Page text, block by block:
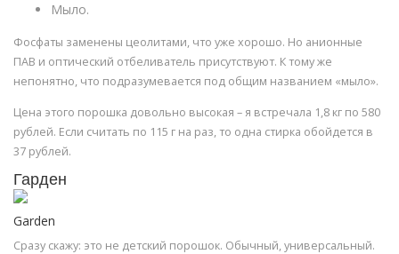
Мыло.
Фосфаты заменены цеолитами, что уже хорошо. Но анионные
ПАВ и оптический отбеливатель присутствуют. К тому же
непонятно, что подразумевается под общим названием «мыло».
Цена этого порошка довольно высокая – я встречала 1,8 кг по 580
рублей. Если считать по 115 г на раз, то одна стирка обойдется в
37 рублей.
Гарден
Garden
Сразу скажу: это не детский порошок. Обычный, универсальный.